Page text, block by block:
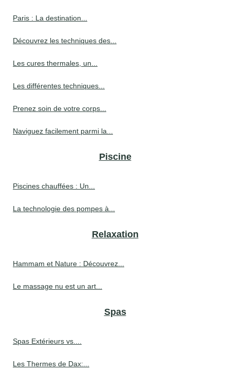
Paris : La destination...
Découvrez les techniques des...
Les cures thermales, un...
Les différentes techniques...
Prenez soin de votre corps...
Naviguez facilement parmi la...
Piscine
Piscines chauffées : Un...
La technologie des pompes à...
Relaxation
Hammam et Nature : Découvrez...
Le massage nu est un art...
Spas
Spas Extérieurs vs....
Les Thermes de Dax:...